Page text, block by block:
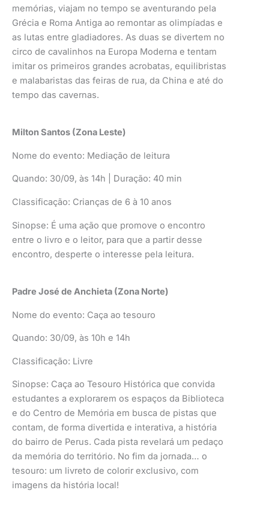
memórias, viajam no tempo se aventurando pela
Grécia e Roma Antiga ao remontar as olimpíadas e
as lutas entre gladiadores. As duas se divertem no
circo de cavalinhos na Europa Moderna e tentam
imitar os primeiros grandes acrobatas, equilibristas
e malabaristas das feiras de rua, da China e até do
tempo das cavernas.
Milton Santos (Zona Leste)
Nome do evento: Mediação de leitura
Quando: 30/09, às 14h | Duração: 40 min
Classificação: Crianças de 6 à 10 anos
Sinopse: É uma ação que promove o encontro
entre o livro e o leitor, para que a partir desse
encontro, desperte o interesse pela leitura.
Padre José de Anchieta (Zona Norte)
Nome do evento: Caça ao tesouro
Quando: 30/09, às 10h e 14h
Classificação: Livre
Sinopse: Caça ao Tesouro Histórica que convida
estudantes a explorarem os espaços da Biblioteca
e do Centro de Memória em busca de pistas que
contam, de forma divertida e interativa, a história
do bairro de Perus. Cada pista revelará um pedaço
da memória do território. No fim da jornada… o
tesouro: um livreto de colorir exclusivo, com
imagens da história local!